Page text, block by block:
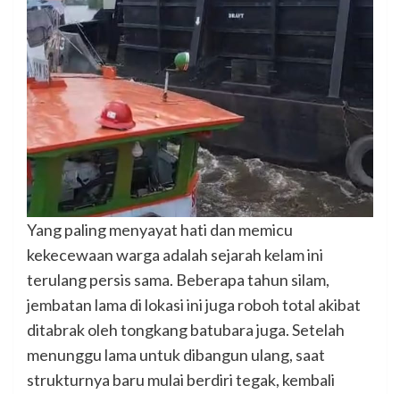
Yang paling menyayat hati dan memicu
kekecewaan warga adalah sejarah kelam ini
terulang persis sama. Beberapa tahun silam,
jembatan lama di lokasi ini juga roboh total akibat
ditabrak oleh tongkang batubara juga. Setelah
menunggu lama untuk dibangun ulang, saat
strukturnya baru mulai berdiri tegak, kembali